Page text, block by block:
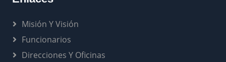
Misión Y Visión
Funcionarios
Direcciones Y Oficinas